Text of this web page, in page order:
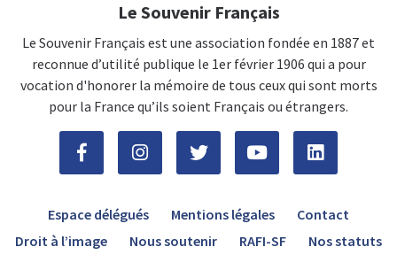
Le Souvenir Français
Le Souvenir Français est une association fondée en 1887 et
reconnue d’utilité publique le 1er février 1906 qui a pour
vocation d'honorer la mémoire de tous ceux qui sont morts
pour la France qu’ils soient Français ou étrangers.
Espace délégués Mentions légales
Contact
Droit à l’image
Nous soutenir RAFI-SF Nos statuts